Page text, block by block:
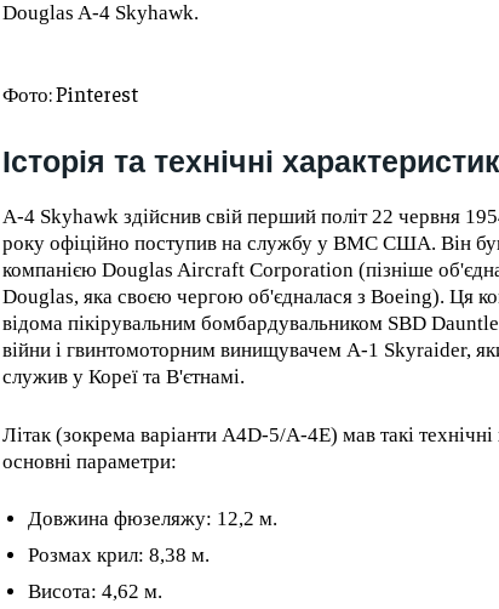
Douglas A-4 Skyhawk.
Фото: Pinterest
Історія та технічні
A-4 Skyhawk здійснив свій перший політ 22 червня
року офіційно поступив на службу у ВМС США. Він
компанією Douglas Aircraft Corporation (пізніше
Douglas, яка своєю чергою об'єдналася з Boeing). Ця
відома пікірувальним бомбардувальником SBD
війни і гвинтомоторним винищувачем A-1 Skyraider,
служив у Кореї та В'єтнамі.
Літак (зокрема варіанти A4D-5/A-4E) мав такі технічні
основні параметри:
Довжина фюзеляжу: 12,2 м.
Розмах крил: 8,38 м.
Висота: 4,62 м.